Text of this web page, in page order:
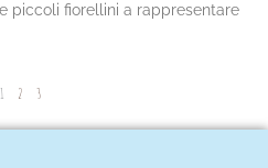
piccoli fiorellini a rappresentare
1 2 3